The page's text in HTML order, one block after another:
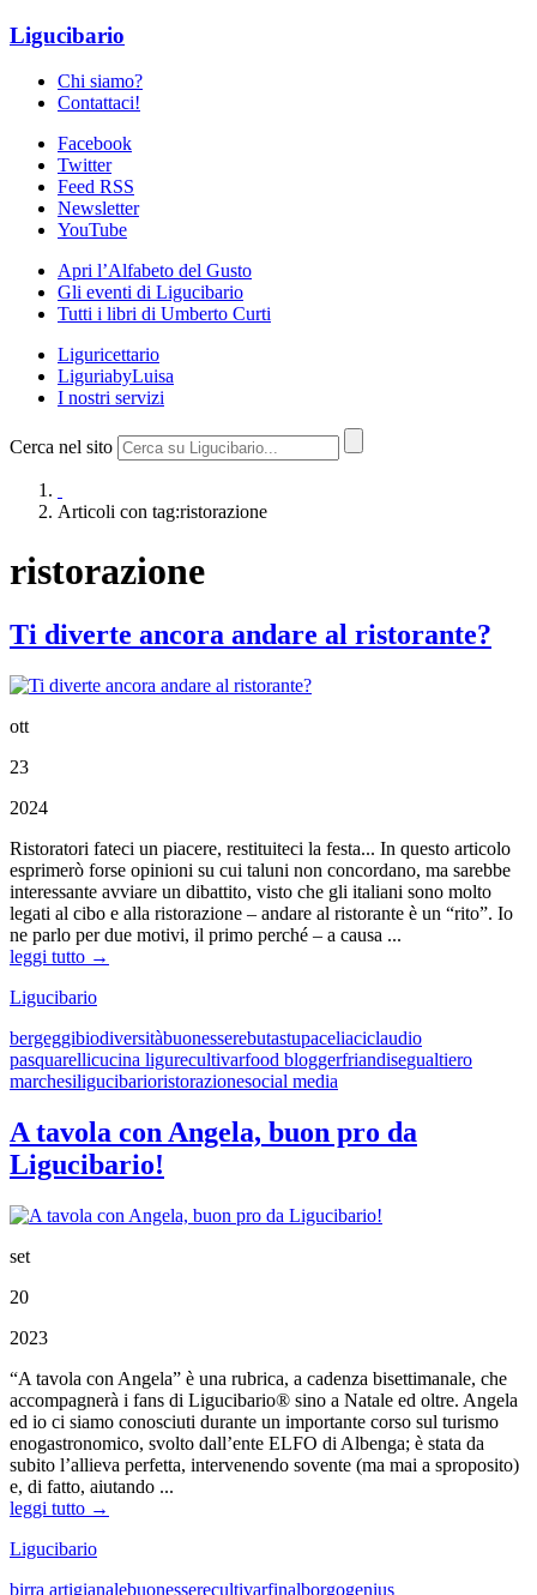
Ligucibario
Chi siamo?
Contattaci!
Facebook
Twitter
Feed RSS
Newsletter
YouTube
Apri l’Alfabeto del Gusto
Gli eventi di Ligucibario
Tutti i libri di Umberto Curti
Liguricettario
LiguriabyLuisa
I nostri servizi
Cerca nel sito
Articoli con tag:ristorazione
ristorazione
Ti diverte ancora andare al ristorante?
ott
23
2024
Ristoratori fateci un piacere, restituiteci la festa... In questo articolo
esprimerò forse opinioni su cui taluni non concordano, ma sarebbe
interessante avviare un dibattito, visto che gli italiani sono molto
legati al cibo e alla ristorazione – andare al ristorante è un “rito”. Io
ne parlo per due motivi, il primo perché – a causa ...
leggi tutto →
Ligucibario
bergeggibiodiversitàbuonesserebutastupaceliaciclaudio
pasquarellicucina ligurecultivarfood bloggerfriandisegualtiero
marchesiligucibarioristorazionesocial media
A tavola con Angela, buon pro da
Ligucibario!
set
20
2023
“A tavola con Angela” è una rubrica, a cadenza bisettimanale, che
accompagnerà i fans di Ligucibario® sino a Natale ed oltre. Angela
ed io ci siamo conosciuti durante un importante corso sul turismo
enogastronomico, svolto dall’ente ELFO di Albenga; è stata da
subito l’allieva perfetta, intervenendo sovente (ma mai a sproposito)
e, di fatto, aiutando ...
leggi tutto →
Ligucibario
birra artigianalebuonesserecultivarfinalborgogenius